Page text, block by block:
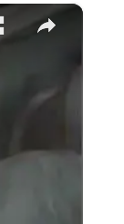
×